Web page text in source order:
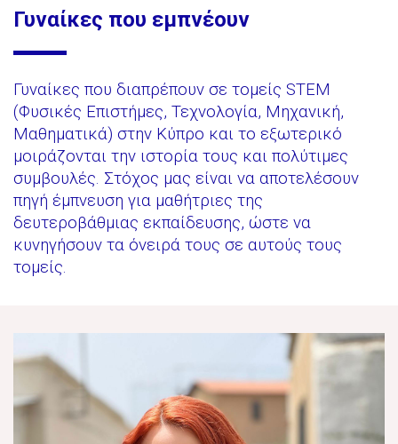
Γυναίκες που εμπνέουν
Γυναίκες που διαπρέπουν σε τομείς STEM
(Φυσικές Επιστήμες, Τεχνολογία, Μηχανική,
Μαθηματικά) στην Κύπρο και το εξωτερικό
μοιράζονται την ιστορία τους και πολύτιμες
συμβουλές. Στόχος μας είναι να αποτελέσουν
πηγή έμπνευση για μαθήτριες της
δευτεροβάθμιας εκπαίδευσης, ώστε να
κυνηγήσουν τα όνειρά τους σε αυτούς τους
τομείς.